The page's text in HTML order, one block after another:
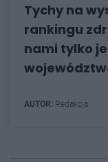
Tychy na
rankingu
nami tylko
AUTOR: Redakcja